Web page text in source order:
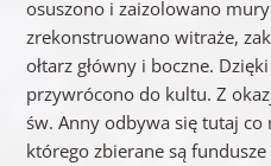
osuszono i zaizolowano
zrekonstruowano witraże,
ołtarz główny i boczne.
przywrócono do kultu. Z
św. Anny odbywa się tutaj
którego zbierane są